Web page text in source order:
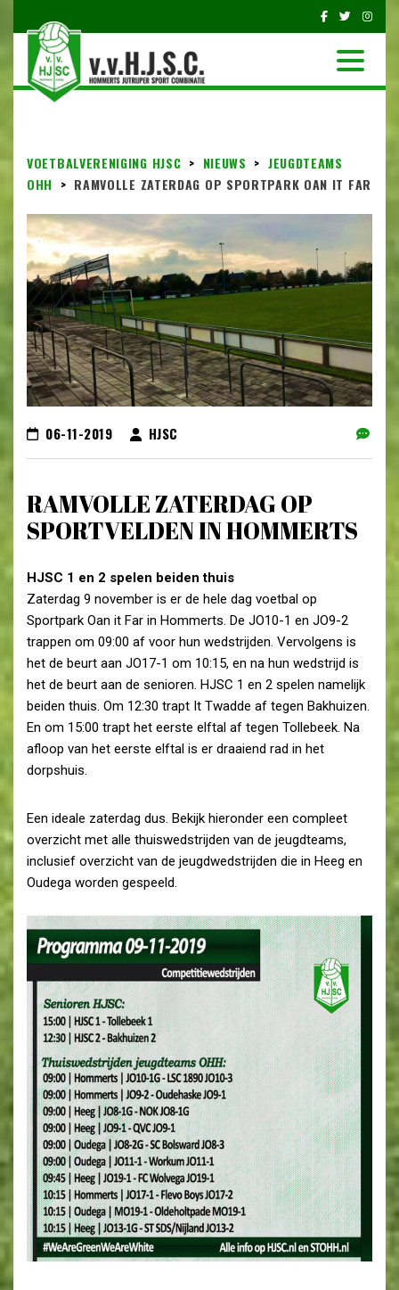
VOETBALVERENIGING HJSC > NIEUWS > JEUGDTEAMS
OHH > RAMVOLLE ZATERDAG OP SPORTPARK OAN IT FAR
06-11-2019 HJSC
RAMVOLLE ZATERDAG OP
SPORTVELDEN IN HOMMERTS
HJSC 1 en 2 spelen beiden thuis
Zaterdag 9 november is er de hele dag voetbal op
Sportpark Oan it Far in Hommerts. De JO10-1 en JO9-2
trappen om 09:00 af voor hun wedstrijden. Vervolgens is
het de beurt aan JO17-1 om 10:15, en na hun wedstrijd is
het de beurt aan de senioren. HJSC 1 en 2 spelen namelijk
beiden thuis. Om 12:30 trapt It Twadde af tegen Bakhuizen.
En om 15:00 trapt het eerste elftal af tegen Tollebeek. Na
afloop van het eerste elftal is er draaiend rad in het
dorpshuis.
Een ideale zaterdag dus. Bekijk hieronder een compleet
overzicht met alle thuiswedstrijden van de jeugdteams,
inclusief overzicht van de jeugdwedstrijden die in Heeg en
Oudega worden gespeeld.